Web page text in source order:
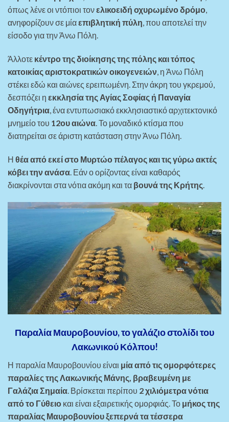
όπως λένε οι ντόπιοι τονελικοειδή οχυρωμένο δρόμο,
ανηφορίζουν σε μίαεπιβλητική πύλη, που αποτελεί την
είσοδο για την Άνω Πόλη.
Άλλοτε κέντρο της διοίκησης της πόλης και τόπος
κατοικίας αριστοκρατικών οικογενειών, η Άνω Πόλη
στέκει εδώ και αιώνες ερειπωμένη. Στην άκρη του γκρεμού,
δεσπόζει η εκκλησία της Αγίας Σοφίας ή Παναγία
Οδηγήτρια, ένα εντυπωσιακό εκκλησιαστικό αρχιτεκτονικό
μνημείο του 12ου αιώνα. Το μοναδικό κτίσμα που
διατηρείται σε άριστη κατάσταση στην Άνω Πόλη.
Η θέα από εκεί στο Μυρτώο πέλαγος και τις γύρω ακτές
κόβει την ανάσα. Εάν ο ορίζοντας είναι καθαρός
διακρίνονται στα νότια ακόμη και τα βουνά της Κρήτης.
Παραλία Μαυροβουνίου, το γαλάζιο στολίδι του
Λακωνικού Κόλπου!
Η παραλία Μαυροβουνίου είναι μία από τις ομορφότερες
παραλίες της Λακωνικής Μάνης, βραβευμένη με
Γαλάζια Σημαία. Βρίσκεται περίπου 2 χιλιόμετρα νότια
από το Γύθειο και είναι εξαιρετικής ομορφιάς. Το μήκος της
παραλίας Μαυροβουνίου ξεπερνά τα τέσσερα